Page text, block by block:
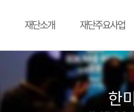
재단소개 재단주요사업
한